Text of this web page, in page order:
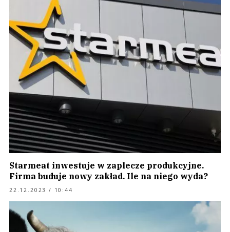
Starmeat inwestuje w zaplecze produkcyjne.
Firma buduje nowy zakład. Ile na niego wyda?
22.12.2023 / 10:44